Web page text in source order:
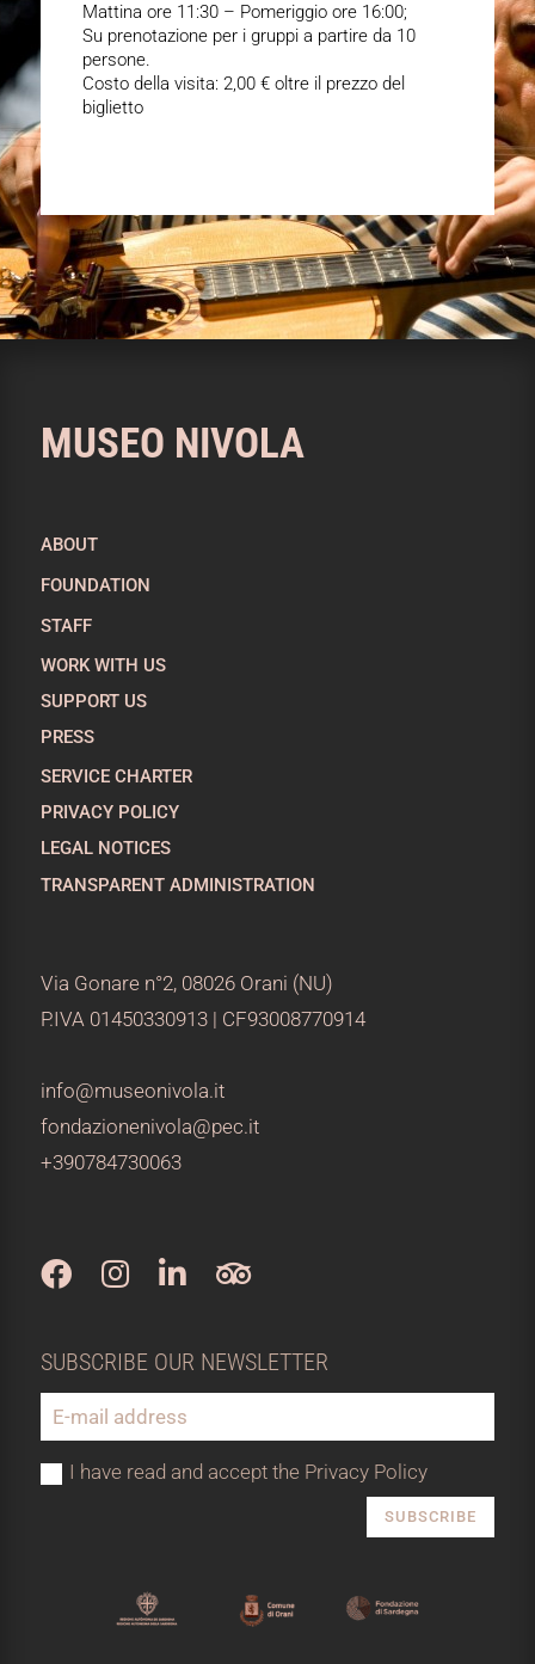
Mattina ore 11:30 – Pomeriggio ore 16:00;
Su prenotazione per i gruppi a partire da 10
persone.
Costo della visita: 2,00 € oltre il prezzo del
biglietto
MUSEO NIVOLA
ABOUT
FOUNDATION
STAFF
WORK WITH US
SUPPORT US
PRESS
SERVICE CHARTER
PRIVACY POLICY
LEGAL NOTICES
TRANSPARENT ADMINISTRATION
Via Gonare n°2, 08026 Orani (NU)
P.IVA 01450330913 | CF93008770914
info@museonivola.it
fondazionenivola@pec.it
+390784730063
SUBSCRIBE OUR NEWSLETTER
I have read and accept the Privacy Policy
SUBSCRIBE